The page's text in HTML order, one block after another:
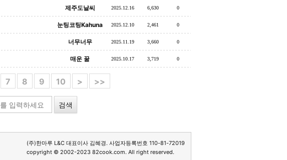
제주도날씨 2025.12.16 6,630 0
눈팅코팅Kahuna 2025.12.10 2,461 0
너무너무 2025.11.19 3,660 0
매운 꿀 2025.10.17 3,719 0
7 8 9 10 > >>
(주)한마루 L&C 대표이사 김혜경. 사업자등록번호 110-81-72019
copyright © 2002-2023 82cook.com. All right reserved.